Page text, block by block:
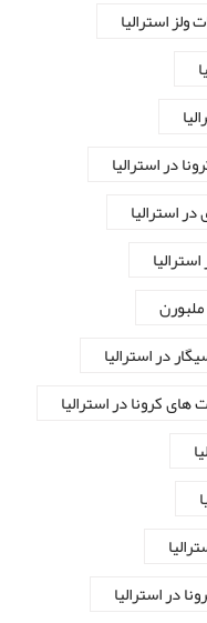
ولز استرالیا
در استرالیا
استرالیا
در استرالیا
کرونا در استرالیا
در استرالیا